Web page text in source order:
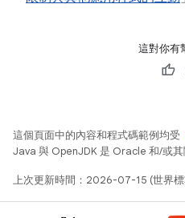
這對你有
這個頁面中的內容和程式碼範例均受
Java 與 OpenJDK 是 Oracle 和/或其
上次更新時間：2026-07-15 (世界標